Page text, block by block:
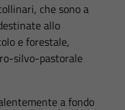
che sono a
allo
e forestale,
silvo-pastorale
a fondo